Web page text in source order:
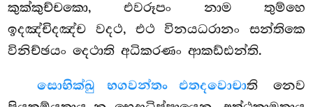
කුක්කුච්චකො, එවරූපං නාම තුම්හෙ
ඉදඤ්චිදඤ්ච වදථ, එථ විනයධරානං සන්තිකෙ
විනිච්ඡයං දෙථාති අධිකරණං ආකඩ්ඪන්ති.
සොභික්ඛු භගවන්තං එතදවොචාති නෙව